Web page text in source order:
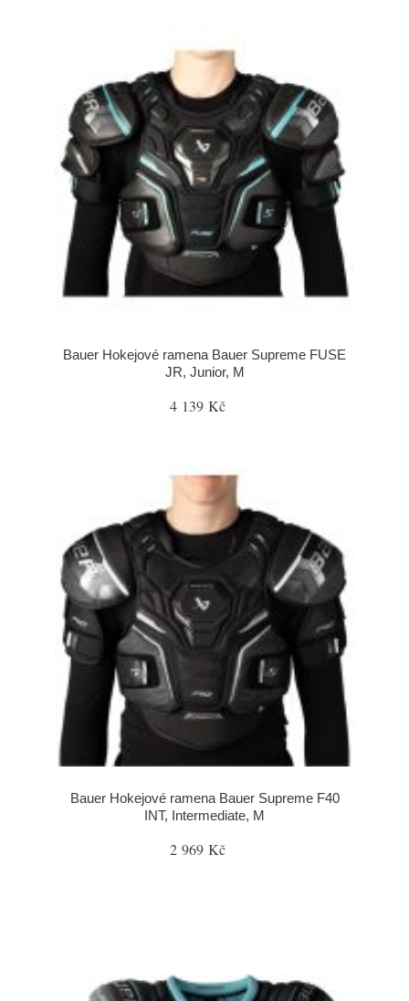
Bauer Hokejové ramena Bauer Supreme FUSE
JR, Junior, M
4 139 Kč
Bauer Hokejové ramena Bauer Supreme F40
INT, Intermediate, M
2 969 Kč